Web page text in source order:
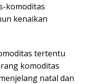
komoditas
kenaikan
tertentu
komoditas
natal dan